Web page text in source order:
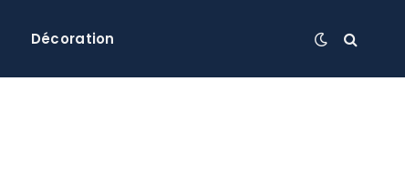
Décoration